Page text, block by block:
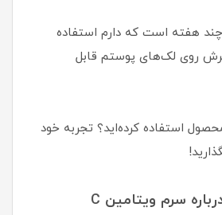
هفته است که دارم استفاده
روی لک‌های پوستم قابل
استفاده کرده‌اید؟ تجربه خود
نظر متخصصان درباره سرم ویتامین C